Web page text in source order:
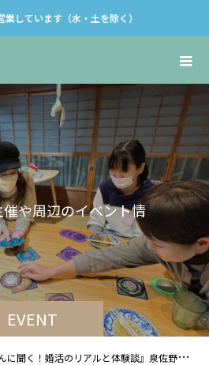
しています（水・土を除く）
EVENT
周辺のイベント情報です。
聞く！婚活のリアルと体験談』泉佐野市主催婚活座談会！